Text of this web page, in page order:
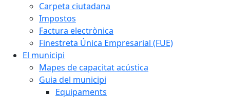
Carpeta ciutadana
Impostos
Factura electrònica
Finestreta Única Empresarial (FUE)
El municipi
Mapes de capacitat acústica
Guia del municipi
Equipaments